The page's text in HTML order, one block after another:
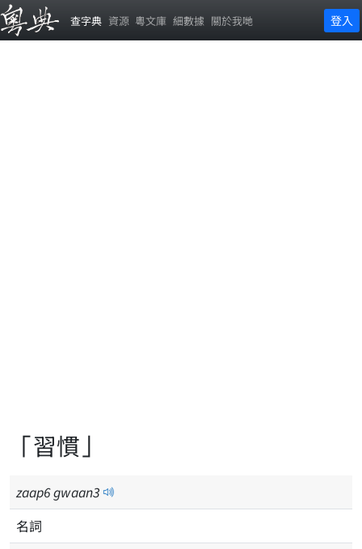
查字典 資源 粵文庫 細數據 關於我哋 登入
「習慣」
zaap6gwaan3
名詞